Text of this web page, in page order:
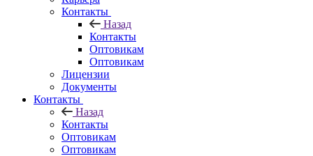
Контакты
Назад
Контакты
Оптовикам
Оптовикам
Лицензии
Документы
Контакты
Назад
Контакты
Оптовикам
Оптовикам